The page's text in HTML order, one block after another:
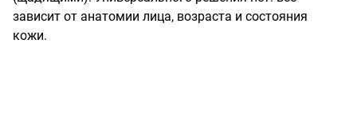
зависит от анатомии лица, возраста и состояния
кожи.